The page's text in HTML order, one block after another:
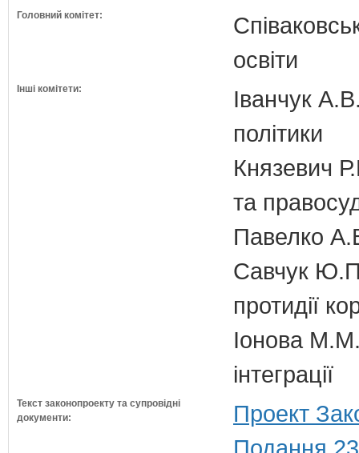
Головний комітет:
освіти
Інші комітети:
Іванчук
політики
Князевич
та
Павелко
Савчук Ю.П.
протидії
Іонова М.М.
інтеграції
Текст законопроекту та супровідні
документи:
Проект